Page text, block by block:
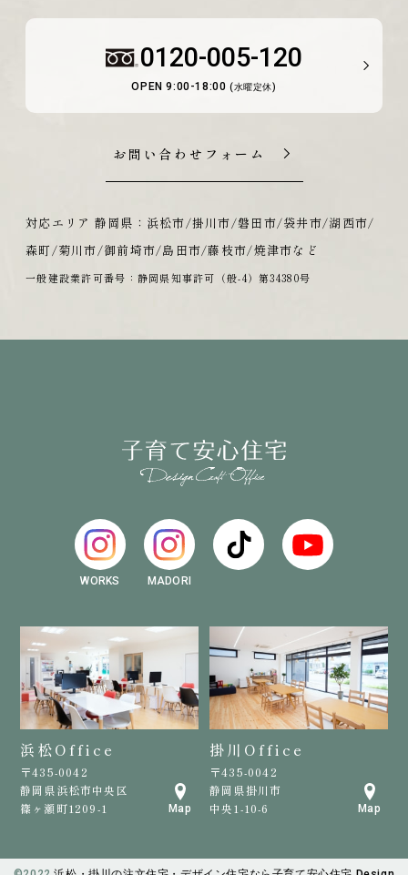
0120-005-120
OPEN 9:00-18:00 (水曜定休)
お問い合わせフォーム
対応エリア 静岡県：浜松市/掛川市/磐田市/袋井市/湖西市/
森町/菊川市/御前埼市/島田市/藤枝市/焼津市など
一般建設業許可番号：静岡県知事許可（般-4）第34380号
WORKS MADORI
浜松Office
〒435-0042
静岡県浜松市中央区
篠ヶ瀬町1209-1
Map
掛川Office
〒435-0042
静岡県掛川市
中央1-10-6
Map